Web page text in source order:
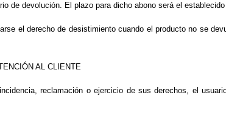
de devolución. El plazo para dicho abono será el
el derecho de desistimiento cuando el producto no se
AL CLIENTE
reclamación o ejercicio de sus derechos, el